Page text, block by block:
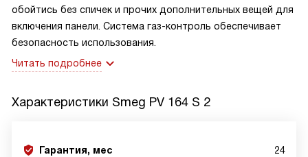
обойтись без спичек и прочих дополнительных вещей для
включения панели. Система газ-контроль обеспечивает
безопасность использования.
Читать подробнее
Характеристики Smeg PV 164 S 2
Гарантия, мес 24